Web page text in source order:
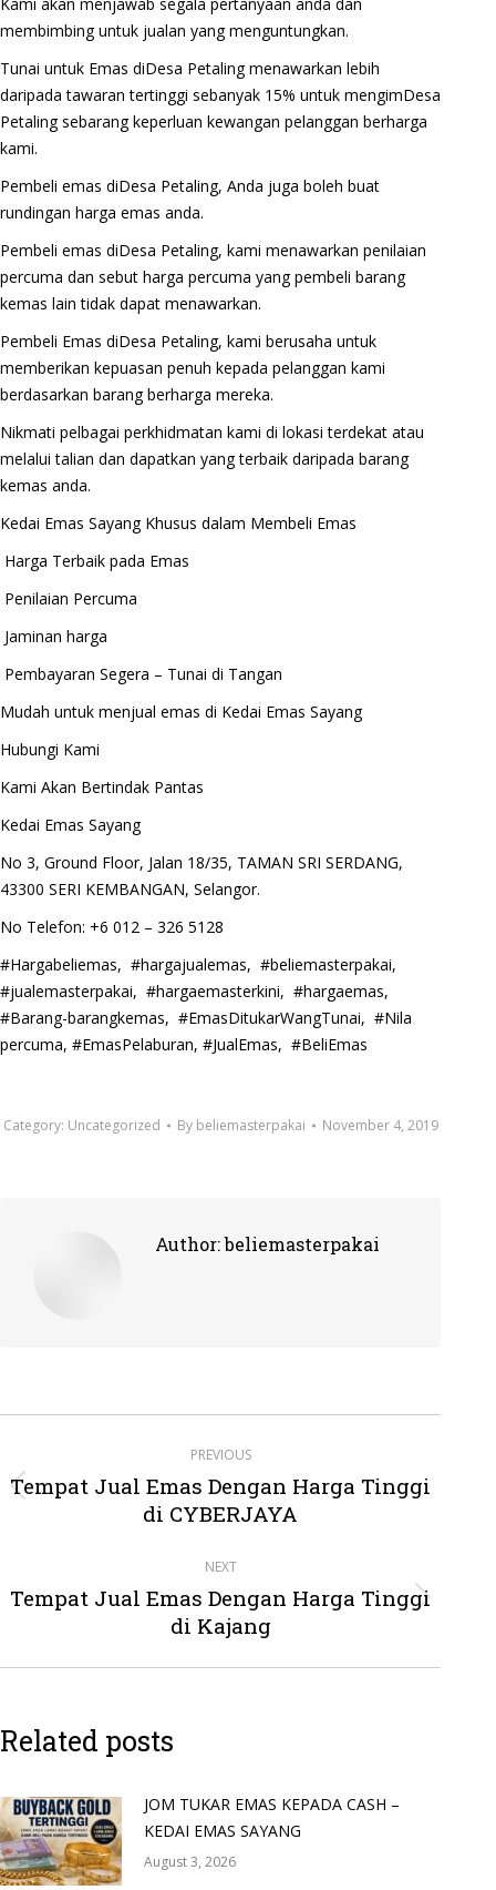
membimbing untuk jualan yang menguntungkan.
Tunai untuk Emas diDesa Petaling menawarkan lebih
daripada tawaran tertinggi sebanyak 15% untuk mengimDesa
Petaling sebarang keperluan kewangan pelanggan berharga
kami.
Pembeli emas diDesa Petaling, Anda juga boleh buat
rundingan harga emas anda.
Pembeli emas diDesa Petaling, kami menawarkan penilaian
percuma dan sebut harga percuma yang pembeli barang
kemas lain tidak dapat menawarkan.
Pembeli Emas diDesa Petaling, kami berusaha untuk
memberikan kepuasan penuh kepada pelanggan kami
berdasarkan barang berharga mereka.
Nikmati pelbagai perkhidmatan kami di lokasi terdekat atau
melalui talian dan dapatkan yang terbaik daripada barang
kemas anda.
Kedai Emas Sayang Khusus dalam Membeli Emas
Harga Terbaik pada Emas
Penilaian Percuma
Jaminan harga
Pembayaran Segera – Tunai di Tangan
Mudah untuk menjual emas di Kedai Emas Sayang
Hubungi Kami
Kami Akan Bertindak Pantas
Kedai Emas Sayang
No 3, Ground Floor, Jalan 18/35, TAMAN SRI SERDANG,
43300 SERI KEMBANGAN, Selangor.
No Telefon: +6 012 – 326 5128
#Hargabeliemas, #hargajualemas, #beliemasterpakai,
#jualemasterpakai, #hargaemasterkini, #hargaemas,
#Barang-barangkemas, #EmasDitukarWangTunai, #Nila
percuma, #EmasPelaburan, #JualEmas, #BeliEmas
Category: Uncategorized By beliemasterpakai November 4, 2019
Author:beliemasterpakai
navigation
PREVIOUS
Previous
post:
Tempat Jual Emas Dengan Harga Tinggi
di CYBERJAYA
NEXT
Next
post:
Tempat Jual Emas Dengan Harga Tinggi
di Kajang
Related posts
JOM TUKAR EMAS KEPADA CASH –
KEDAI EMAS SAYANG
August 3, 2026